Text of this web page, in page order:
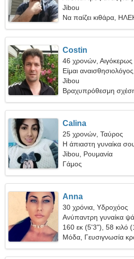
Jibou
Να παίζει κιθάρα,
Costin
46 χρονών, Αιγόκερως
Είμαι
γυναίκα
Jibou
Βραχυπρόθεσμη
Calina
25 χρονών, Ταύρος
Η άπιαστη γυναίκα
Jibou, Ρουμανία
Γάμος
Anna
30 χρόνια, Υδροχόος
Ανύπαντρη γυναίκα
160 εκ (5'3"), 58 κιλό
Μόδα, Γευσιγνωσία